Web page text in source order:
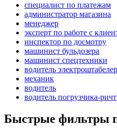
специалист по платежам
администратор магазина
менеджер
эксперт по работе с
инспектор по досмотру
машинист бульдозера
машинист спецтехники
водитель
механик
водитель
водитель погрузчика-
Быстрые фильтры